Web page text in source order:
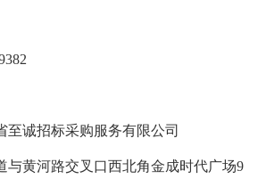
至诚招标采购服务有限公司
与黄河路交叉口西北角金成时代广场9